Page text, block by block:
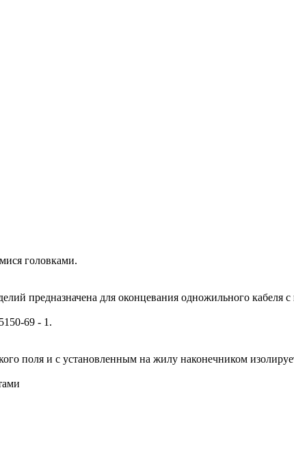
головками.
предназначена для оконцевания одножильного кабеля
69 - 1.
поля и с установленным на жилу наконечником